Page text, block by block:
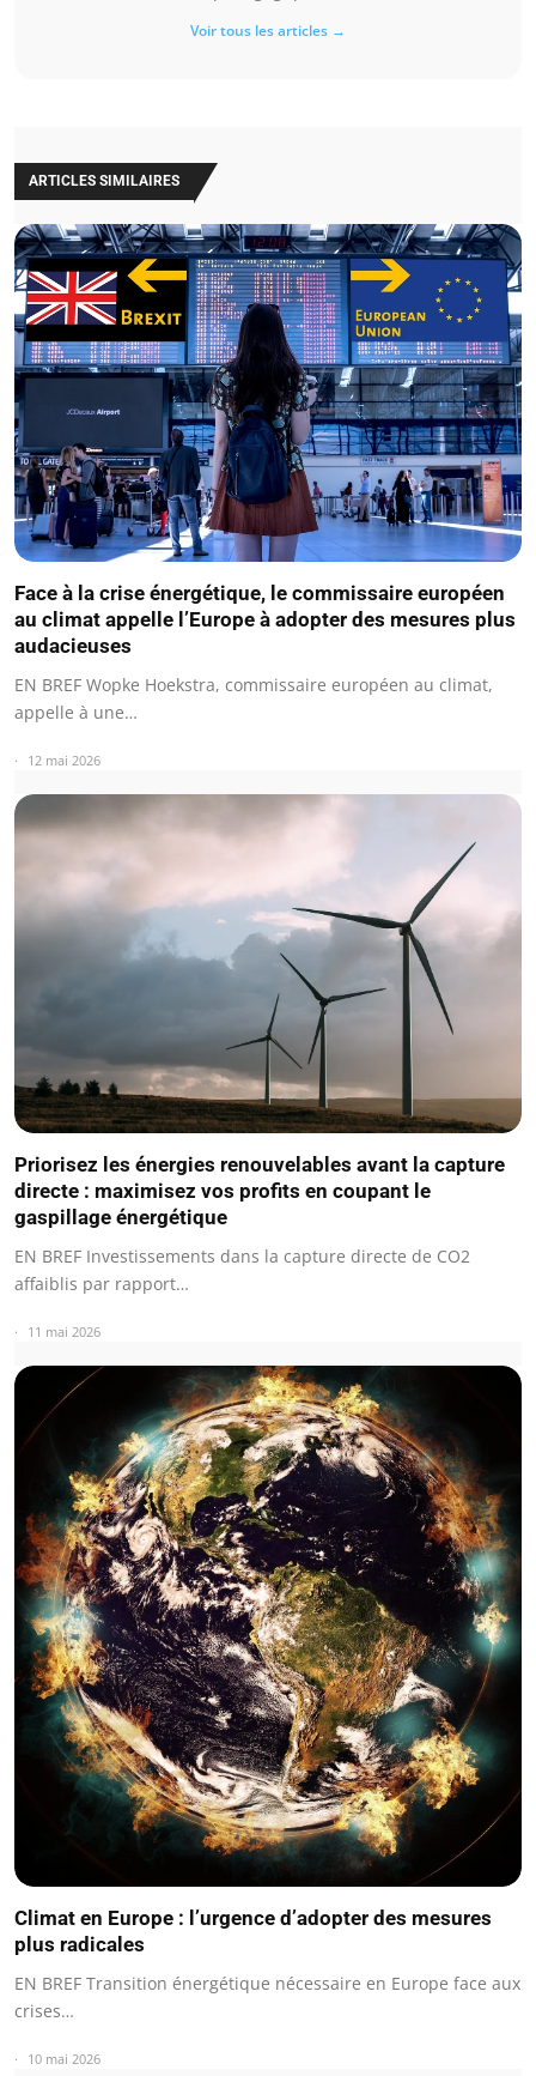
Voir tous les articles →
ARTICLES SIMILAIRES
Face à la crise énergétique, le commissaire européen
au climat appelle l’Europe à adopter des mesures plus
audacieuses
EN BREF Wopke Hoekstra, commissaire européen au climat,
appelle à une…
12 mai 2026
Priorisez les énergies renouvelables avant la capture
directe : maximisez vos profits en coupant le
gaspillage énergétique
EN BREF Investissements dans la capture directe de CO2
affaiblis par rapport…
11 mai 2026
Climat en Europe : l’urgence d’adopter des mesures
plus radicales
EN BREF Transition énergétique nécessaire en Europe face aux
crises…
10 mai 2026